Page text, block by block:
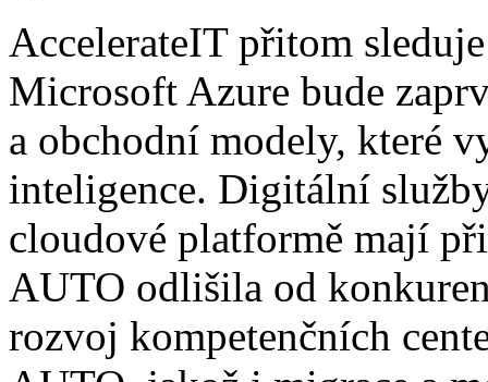
AccelerateIT přitom
Microsoft Azure bude
a obchodní modely, které
inteligence. Digitální
cloudové platformě mají
AUTO odlišila od
rozvoj kompetenčních